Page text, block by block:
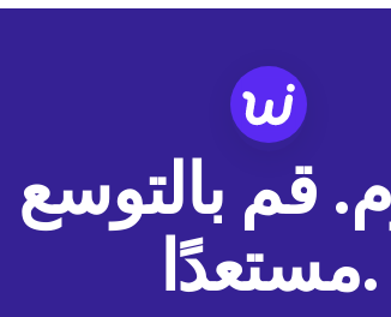
قم
مستعدًا.